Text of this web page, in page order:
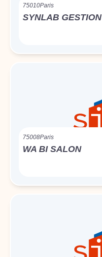
75010Paris
SYNLAB GESTION
75008Paris
WA BI SALON